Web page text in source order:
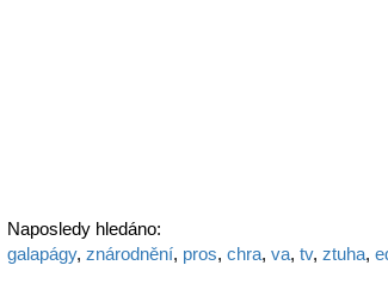
Naposledy hledáno:
galapágy, znárodnění, pros, chra, va, tv, ztuha,